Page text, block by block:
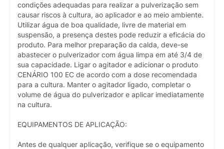
condições adequadas para realizar a pulverização sem
causar riscos à cultura, ao aplicador e ao meio ambiente.
Utilizar água de boa qualidade, livre de material em
suspensão, a presença destes pode reduzir a eficácia do
produto. Para melhor preparação da calda, deve-se
abastecer o pulverizador com água limpa em até 3/4 de
sua capacidade. Ligar o agitador e adicionar o produto
CENÁRIO 100 EC de acordo com a dose recomendada
para a cultura. Manter o agitador ligado, completar o
volume de água do pulverizador e aplicar imediatamente
na cultura.
EQUIPAMENTOS DE APLICAÇÃO:
Antes de qualquer aplicação, verifique se o equipamento